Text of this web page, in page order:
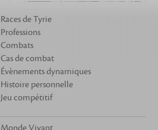
Races de Tyrie
Professions
Combats
Cas de combat
Évènements dynamiques
Histoire personnelle
Jeu compétitif